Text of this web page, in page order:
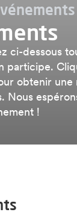
ci-dessous
participe.
obtenir
Nous
!